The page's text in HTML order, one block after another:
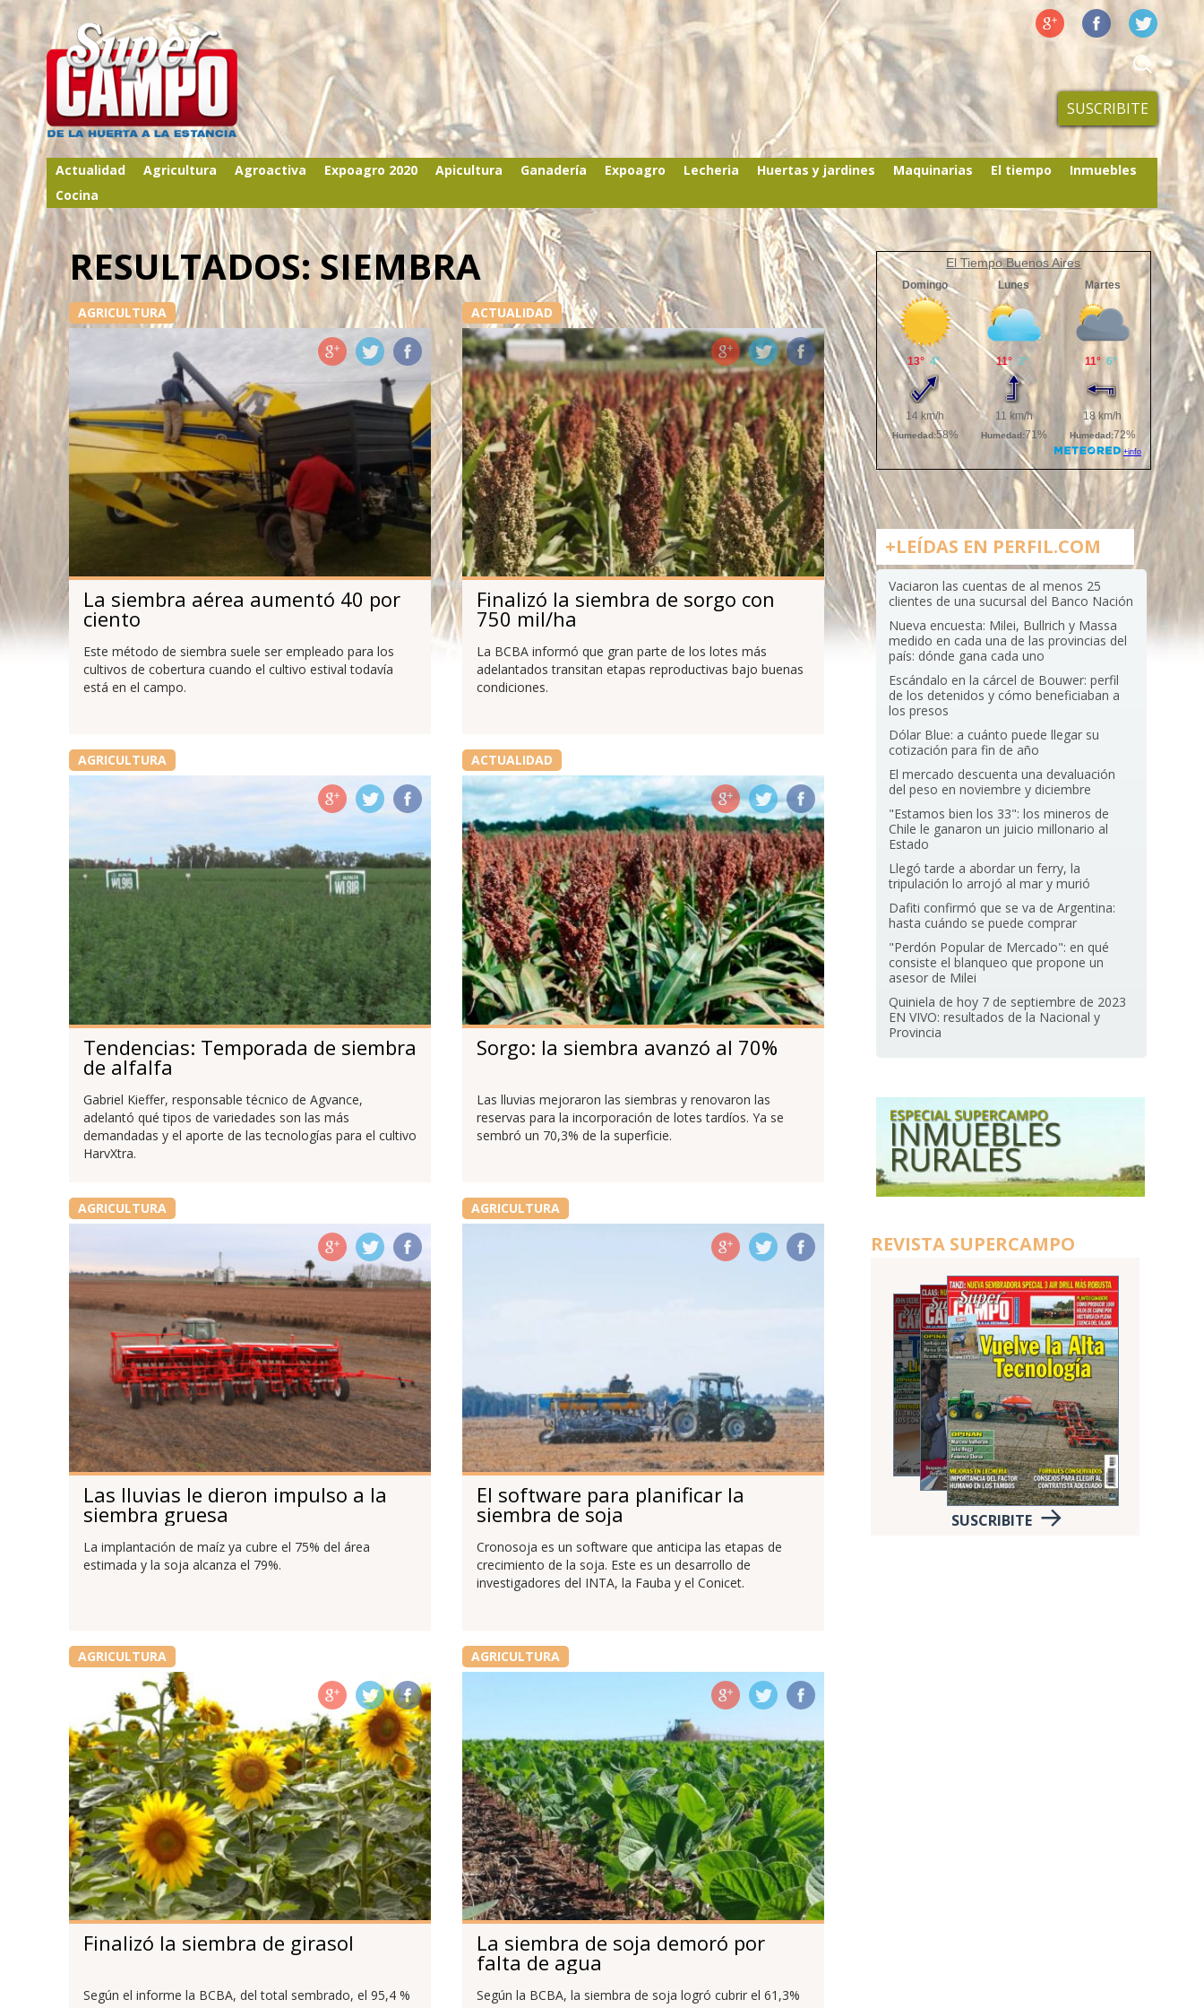
SUSCRIBITE
Actualidad Agricultura Agroactiva Expoagro 2020 Apicultura Ganadería Expoagro Lecheria Huertas y jardines Maquinarias El tiempo
Inmuebles
Cocina
RESULTADOS: SIEMBRA
AGRICULTURA
La siembra aérea aumentó 40 por
ciento
Este método de siembra suele ser empleado para los
cultivos de cobertura cuando el cultivo estival todavía
está en el campo.
ACTUALIDAD
Finalizó la siembra de sorgo con
750 mil/ha
La BCBA informó que gran parte de los lotes más
adelantados transitan etapas reproductivas bajo buenas
condiciones.
AGRICULTURA
Tendencias: Temporada de siembra
de alfalfa
Gabriel Kieffer, responsable técnico de Agvance,
adelantó qué tipos de variedades son las más
demandadas y el aporte de las tecnologías para el cultivo
HarvXtra.
ACTUALIDAD
Sorgo: la siembra avanzó al 70%
Las lluvias mejoraron las siembras y renovaron las
reservas para la incorporación de lotes tardíos. Ya se
sembró un 70,3% de la superficie.
AGRICULTURA
Las lluvias le dieron impulso a la
siembra gruesa
La implantación de maíz ya cubre el 75% del área
estimada y la soja alcanza el 79%.
AGRICULTURA
El software para planificar la
siembra de soja
Cronosoja es un software que anticipa las etapas de
crecimiento de la soja. Este es un desarrollo de
investigadores del INTA, la Fauba y el Conicet.
AGRICULTURA
Finalizó la siembra de girasol
Según el informe la BCBA, del total sembrado, el 95,4 %
AGRICULTURA
La siembra de soja demoró por
falta de agua
Según la BCBA, la siembra de soja logró cubrir el 61,3%
El Tiempo Buenos Aires
+LEÍDAS EN PERFIL.COM
Vaciaron las cuentas de al menos 25
clientes de una sucursal del Banco Nación
Nueva encuesta: Milei, Bullrich y Massa
medido en cada una de las provincias del
país: dónde gana cada uno
Escándalo en la cárcel de Bouwer: perfil
de los detenidos y cómo beneficiaban a
los presos
Dólar Blue: a cuánto puede llegar su
cotización para fin de año
El mercado descuenta una devaluación
del peso en noviembre y diciembre
"Estamos bien los 33": los mineros de
Chile le ganaron un juicio millonario al
Estado
Llegó tarde a abordar un ferry, la
tripulación lo arrojó al mar y murió
Dafiti confirmó que se va de Argentina:
hasta cuándo se puede comprar
"Perdón Popular de Mercado": en qué
consiste el blanqueo que propone un
asesor de Milei
Quiniela de hoy 7 de septiembre de 2023
EN VIVO: resultados de la Nacional y
Provincia
REVISTA SUPERCAMPO
SUSCRIBITE